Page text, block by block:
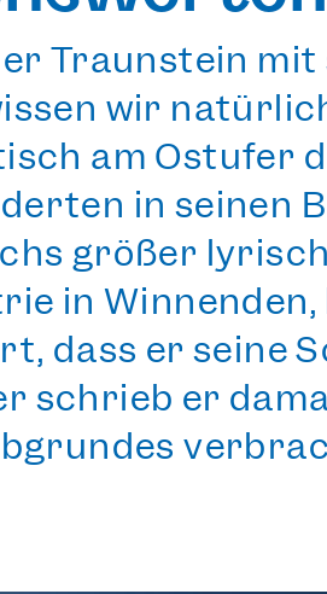
Traunstein mit
wir
am Ostufer
in seinen
größer
in
dass er seine
schrieb er